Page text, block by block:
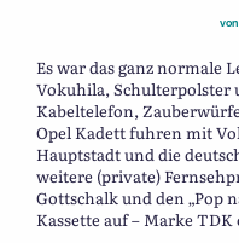
von
Es war das ganz normale
Vokuhila, Schulterpolster
Kabeltelefon,
Opel Kadett fuhren mit
Hauptstadt und die
weitere (private)
Gottschalk und den „Pop
Kassette auf – Marke TDK